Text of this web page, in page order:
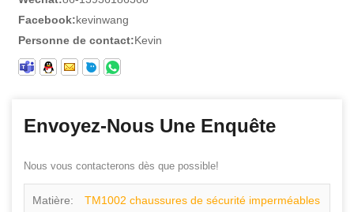
Facebook:kevinwang
Personne de contact:Kevin
Envoyez-Nous Une Enquête
Nous vous contacterons dès que possible!
Matière: TM1002 chaussures de sécurité imperméables